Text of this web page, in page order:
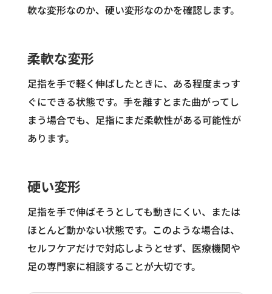
軟な変形なのか、硬い変形なのかを確認します。
柔軟な変形
足指を手で軽く伸ばしたときに、ある程度まっす
ぐにできる状態です。手を離すとまた曲がってし
まう場合でも、足指にまだ柔軟性がある可能性が
あります。
硬い変形
足指を手で伸ばそうとしても動きにくい、または
ほとんど動かない状態です。このような場合は、
セルフケアだけで対応しようとせず、医療機関や
足の専門家に相談することが大切です。